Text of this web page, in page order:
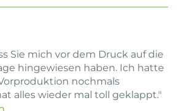
Sie mich vor dem Druck auf die
hingewiesen haben. Ich hatte
nochmals
alles wieder mal toll geklappt."